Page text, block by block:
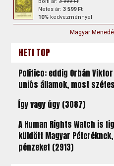
Netes ár:3 599 Ft
10% kedvezménnyel
Magyar
HETI TOP
Politico: eddig Orbán
uniós államok, most
Így vagy úgy (3087)
A Human Rights Watch is
küldött Magyar
pénzeket (2913)